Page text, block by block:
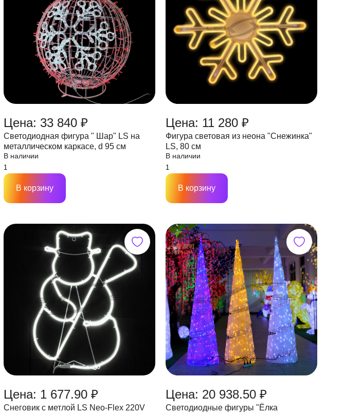
Цена: 33 840 ₽
Светодиодная фигура " Шар" LS на
металлическом каркасе, d 95 см
В наличии
В корзину
Цена: 11 280 ₽
Фигура световая из неона "Снежинка"
LS, 80 см
В наличии
В корзину
Цена: 1 677.90 ₽
Снеговик с метлой LS Neo-Flex 220V
Цена: 20 938.50 ₽
Светодиодные фигуры "Ёлка